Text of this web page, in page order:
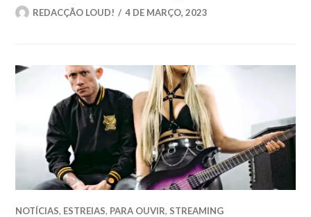
REDACÇÃO LOUD! 4 DE MARÇO, 2023
NOTÍCIAS, ESTREIAS, PARA OUVIR, STREAMING